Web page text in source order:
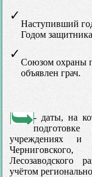
Наступивший
Годом
Союзом охраны
объявлен грач.
- даты, на
учреждениях и
Лесозаводского
учётом